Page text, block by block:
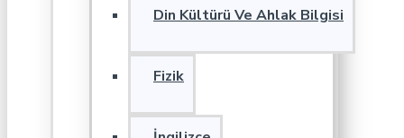
Din Kültürü Ve Ahlak Bilgisi
Fizik